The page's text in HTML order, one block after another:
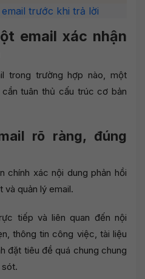
trước khi trả lời
email xác nhận
trong trường hợp nào, một
tuân thủ cấu trúc cơ bản
rõ ràng, đúng
chính xác nội dung phản hồi
và quản lý email.
tiếp và liên quan đến nội
thông tin công việc, tài liệu
đặt tiêu đề quá chung chung